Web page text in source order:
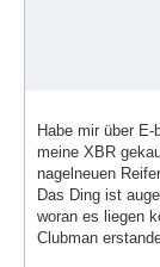
Habe mir über
meine XBR
nagelneuen
Das Ding ist
woran es liegen
Clubman